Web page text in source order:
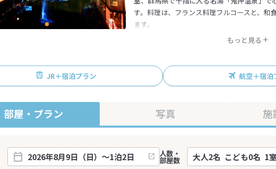
もっと見る
す。料理は、フランス料理フルコースと、和
ます。
JR＋宿泊プラン 航空＋宿泊
部屋・プラン 写真 施
人数・
部屋数